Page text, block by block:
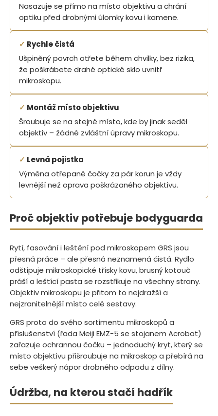
Nasazuje se přímo na místo objektivu a chrání
optiku před drobnými úlomky kovu i kamene.
✓ Rychle čistá
Ušpiněný povrch otřete během chvilky, bez rizika,
že poškrábete drahé optické sklo uvnitř
mikroskopu.
✓ Montáž místo objektivu
Šroubuje se na stejné místo, kde by jinak seděl
objektiv – žádné zvláštní úpravy mikroskopu.
✓ Levná pojistka
Výměna otřepané čočky za pár korun je vždy
levnější než oprava poškrázaného objektivu.
Proč objektiv potřebuje bodyguarda
Rytí, fasování i leštění pod mikroskopem GRS jsou
přesná práce – ale přesná neznamená čistá. Rydlo
odštipuje mikroskopické třísky kovu, brusný kotouč
práší a leštící pasta se rozstřikuje na všechny strany.
Objektiv mikroskopu je přitom to nejdražší a
nejzranitelnější místo celé sestavy.
GRS proto do svého sortimentu mikroskopů a
příslušenství (řada Meiji EMZ-5 se stojanem Acrobat)
zařazuje ochrannou čočku – jednoduchý kryt, který se
místo objektivu přišroubuje na mikroskop a přebírá na
sebe veškerý nápor drobného odpadu z dílny.
Údržba, na kterou stačí hadřík